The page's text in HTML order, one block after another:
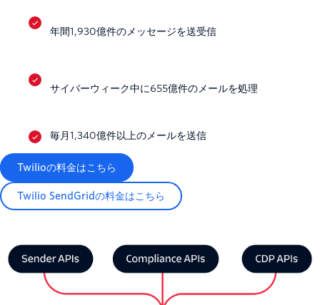
年間1,930億件のメッセージを送受信
サイバーウィーク中に655億件のメールを処理
毎月1,340億件以上のメールを送信
Twilioの料金はこちら
Twilio SendGridの料金はこちら